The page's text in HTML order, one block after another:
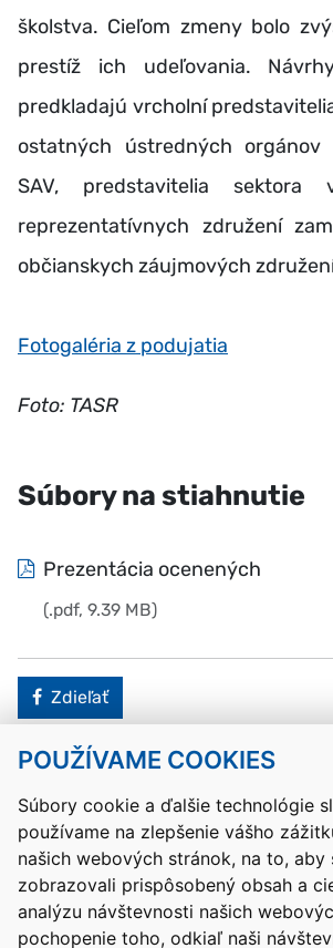
POUŽÍVAME COOKIES
Súbory cookie a ďalšie technológie
používame na zlepšenie vášho
našich webových stránok, na to, aby
zobrazovali prispôsobený obsah a
analýzu návštevnosti našich
pochopenie toho, odkiaľ naši
školstva. Cieľom zmeny bolo
prestíž ich udeľovania.
predkladajú vrcholní
ostatných ústredných orgánov
SAV, predstavitelia sektora
reprezentatívnych združení
občianskych záujmových
Fotogaléria z podujatia
Foto: TASR
Súbory na stiahnutie
Prezentácia ocenených
(.pdf, 9.39 MB)
Facebook
Zdieľať
Kontakty Mapa stránky RSS
Vyhlásenie o
Nastavenia cookies
Prevádzkovateľom služby je Ministerstvo
vývoja a mládeže Slovenskej republiky.